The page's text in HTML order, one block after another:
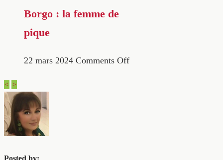
Borgo : la femme de
pique
22 mars 2024 Comments Off
< >
Posted by: